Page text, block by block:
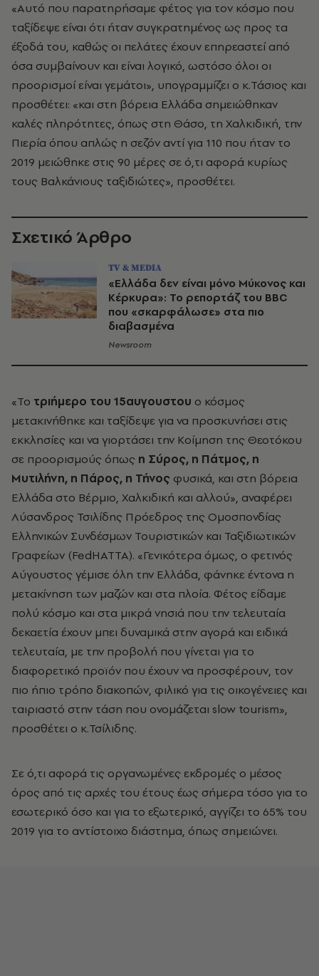
«Αυτό που παρατηρήσαμε φέτος για τον κόσμο που
ταξίδεψε είναι ότι ήταν συγκρατημένος ως προς τα
έξοδά του, καθώς οι πελάτες έχουν επηρεαστεί από
όσα συμβαίνουν και είναι λογικό, ωστόσο όλοι οι
προορισμοί είναι γεμάτοι», υπογραμμίζει ο κ.Τάσιος και
προσθέτει: «και στη βόρεια Ελλάδα σημειώθηκαν
καλές πληρότητες, όπως στη Θάσο, τη Χαλκιδική, την
Πιερία όπου απλώς η σεζόν αντί για 110 που ήταν το
2019 μειώθηκε στις 90 μέρες σε ό,τι αφορά κυρίως
τους Βαλκάνιους ταξιδιώτες», προσθέτει.
Σχετικό Άρθρο
TV & MEDIA
«Ελλάδα δεν είναι μόνο Μύκονος και
Κέρκυρα»: Το ρεπορτάζ του BBC
που «σκαρφάλωσε» στα πιο
διαβασμένα
Newsroom
«Το τριήμερο του 15αυγουστου ο κόσμος
μετακινήθηκε και ταξίδεψε για να προσκυνήσει στις
εκκλησίες και να γιορτάσει την Κοίμηση της Θεοτόκου
σε προορισμούς όπως η Σύρος, η Πάτμος, η
Μυτιλήνη, η Πάρος, η Τήνος φυσικά, και στη βόρεια
Ελλάδα στο Βέρμιο, Χαλκιδική και αλλού», αναφέρει
Λύσανδρος Τσιλίδης Πρόεδρος της Ομοσπονδίας
Ελληνικών Συνδέσμων Τουριστικών και Ταξιδιωτικών
Γραφείων (FedHATTA). «Γενικότερα όμως, ο φετινός
Αύγουστος γέμισε όλη την Ελλάδα, φάνηκε έντονα η
μετακίνηση των μαζών και στα πλοία. Φέτος είδαμε
πολύ κόσμο και στα μικρά νησιά που την τελευταία
δεκαετία έχουν μπει δυναμικά στην αγορά και ειδικά
τελευταία, με την προβολή που γίνεται για το
διαφορετικό προϊόν που έχουν να προσφέρουν, τον
πιο ήπιο τρόπο διακοπών, φιλικό για τις οικογένειες και
ταιριαστό στην τάση που ονομάζεται slow tourism»,
προσθέτει ο κ.Τσίλιδης.
Σε ό,τι αφορά τις οργανωμένες εκδρομές ο μέσος
όρος από τις αρχές του έτους έως σήμερα τόσο για το
εσωτερικό όσο και για το εξωτερικό, αγγίζει το 65% του
2019 για το αντίστοιχο διάστημα, όπως σημειώνει.